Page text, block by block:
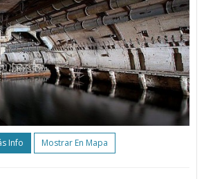
Info Mostrar En Mapa